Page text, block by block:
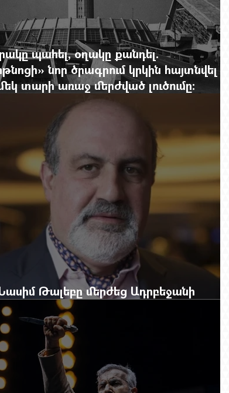
պահել, օղակը քանդել.
նոր ծրագրում կրկին հայտնվել է
տարի առաջ մերժված լուծումը:
Online Mag.-ի մեծ ռեպորտաժը
Նասիմ Թալեբը մերժեց Ադրբեջանի
և պաշտպանեց Ռուբեն Վարդանյանին